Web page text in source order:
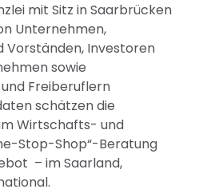
mit Sitz in Saarbrücken
Unternehmen,
Vorständen, Investoren
sowie
Freiberuflern
schätzen die
Wirtschafts- und
Stop-Shop“-Beratung
– im Saarland,